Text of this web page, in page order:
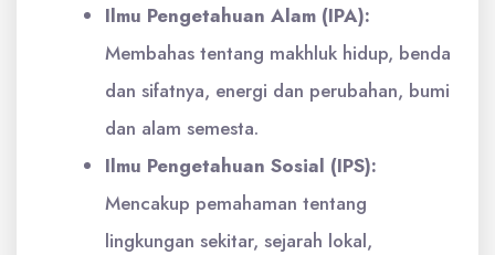
Ilmu Pengetahuan Alam (IPA):
Membahas tentang makhluk hidup, benda
dan sifatnya, energi dan perubahan, bumi
dan alam semesta.
Ilmu Pengetahuan Sosial (IPS):
Mencakup pemahaman tentang
lingkungan sekitar, sejarah lokal,